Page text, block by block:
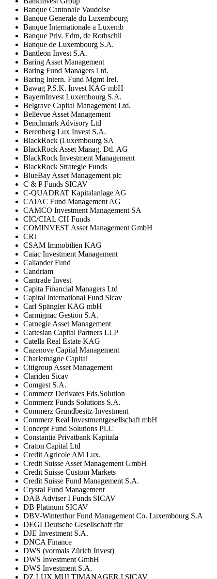
Banque Cantonale Vaudoise
Banque Generale du Luxembourg
Banque Internationale a Luxemb
Banque Priv. Edm, de Rothschil
Banque de Luxembourg S.A.
Bantleon Invest S.A.
Baring Asset Management
Baring Fund Managers Ltd.
Baring Intern. Fund Mgmt Irel.
Bawag P.S.K. Invest KAG mbH
BayernInvest Luxembourg S.A.
Belgrave Capital Management Ltd.
Bellevue Asset Management
Benchmark Advisory Ltd
Berenberg Lux Invest S.A.
BlackRock (Luxembourg SA
BlackRock Asset Manag. Dtl. AG
BlackRock Investment Management
BlackRock Strategie Funds
BlueBay Asset Management plc
C & P Funds SICAV
C-QUADRAT Kapitalanlage AG
CAIAC Fund Management AG
CAMCO Investment Management SA
CIC/CIAL CH Funds
COMINVEST Asset Management GmbH
CRI
CSAM Immobilien KAG
Caiac Investment Management
Callander Fund
Candriam
Cantrade Invest
Capita Financial Managers Ltd
Capital International Fund Sicav
Carl Spängler KAG mbH
Carmignac Gestion S.A.
Carnegie Asset Management
Cartesian Capital Partners LLP
Catella Real Estate KAG
Cazenove Capital Management
Charlemagne Capital
Citigroup Asset Management
Clariden Sicav
Comgest S.A.
Commerz Derivates Fds.Solution
Commerz Funds Solutions S.A.
Commerz Grundbesitz-Investment
Commerz Real Investmentgesellschaft mbH
Concept Fund Solutions PLC
Constantia Privatbank Kapitala
Craton Capital Ltd
Credit Agricole AM Lux.
Credit Suisse Asset Management GmbH
Credit Suisse Custom Markets
Credit Suisse Fund Management S.A.
Crystal Fund Management
DAB Adviser I Funds SICAV
DB Platinum SICAV
DBV-Winterthur Fund Management Co. Luxembourg S.A
DEGI Deutsche Gesellschaft für
DJE Investment S.A.
DNCA Finance
DWS (vormals Zürich Invest)
DWS Investment GmbH
DWS Investment S.A.
DZ LUX MULTIMANAGER I SICAV